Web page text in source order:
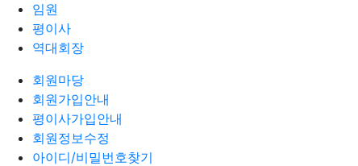
임원
평이사
역대회장
회원마당
회원가입안내
평이사가입안내
회원정보수정
아이디/비밀번호찾기